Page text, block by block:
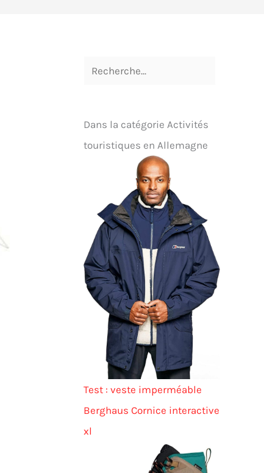
Dans la catégorie Activités
touristiques en Allemagne
Test : veste imperméable
Berghaus Cornice interactive
xl